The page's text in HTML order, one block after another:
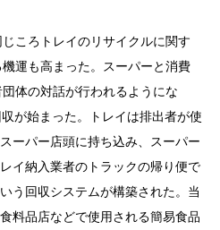
じころトレイのリサイクルに関す
機運も高まった。スーパーと消費
団体の対話が行われるようにな
が始まった。トレイは排出者が使
ーパー店頭に持ち込み、スーパー
イ納入業者のトラックの帰り便で
う回収システムが構築された。当
料品店などで使用される簡易食品